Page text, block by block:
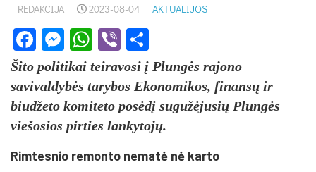
REDAKCIJA 2023-08-04 AKTUALIJOS
Facebook
Messenger
WhatsApp
Viber
Šito politikai teiravosi į Plungės rajono
savivaldybės tarybos Ekonomikos, finansų ir
biudžeto komiteto posėdį sugužėjusių Plungės
viešosios pirties lankytojų.
Rimtesnio remonto nematė nė karto